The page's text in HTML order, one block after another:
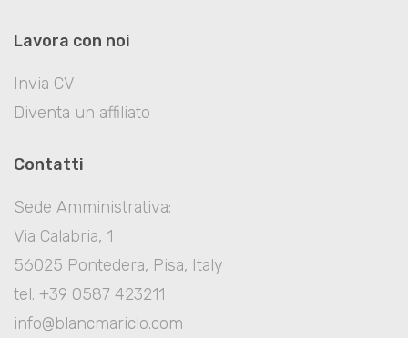
Lavora con noi
Invia CV
Diventa un affiliato
Contatti
Sede Amministrativa:
Via Calabria, 1
56025 Pontedera, Pisa, Italy
tel. +39 0587 423211
info@blancmariclo.com